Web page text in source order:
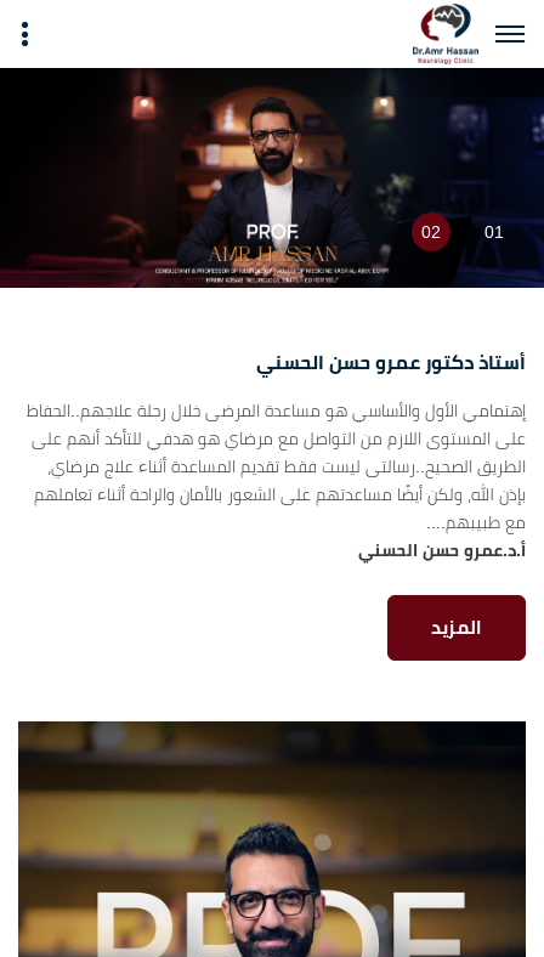
01
02
أستاذ دكتور عمرو حسن الحسني
إهتمامي الأول والأساسي هو مساعدة المرضى خلال رحلة علاجهم..الحفاظ
على المستوى اللازم من التواصل مع مرضاي هو هدفي للتأكد أنهم على
الطريق الصحيح..رسالتى ليست فقط تقديم المساعدة أثناء علاج مرضاي،
بإذن الله، ولكن أيضًا مساعدتهم على الشعور بالأمان والراحة أثناء تعاملهم
مع طبيبهم....
أ.د.عمرو حسن الحسني
المزيد